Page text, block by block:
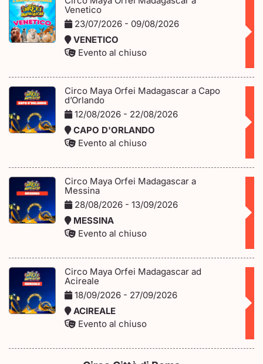
Venetico
23/07/2026 - 09/08/2026
VENETICO
Evento al chiuso
Circo Maya Orfei Madagascar a Capo
d’Orlando
12/08/2026 - 22/08/2026
CAPO D'ORLANDO
Evento al chiuso
Circo Maya Orfei Madagascar a
Messina
28/08/2026 - 13/09/2026
MESSINA
Evento al chiuso
Circo Maya Orfei Madagascar ad
Acireale
18/09/2026 - 27/09/2026
ACIREALE
Evento al chiuso